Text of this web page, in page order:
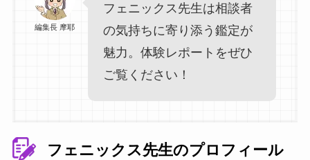
編集長 摩耶
フェニックス先生は相談者
の気持ちに寄り添う鑑定が
魅力。体験レポートをぜひ
ご覧ください！
フェニックス先生のプロフィール